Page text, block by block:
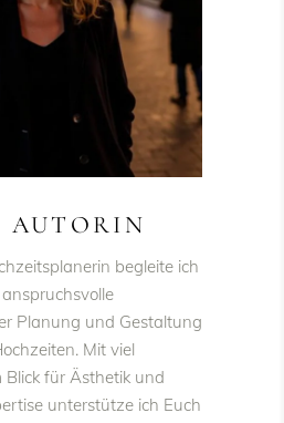
AUTORIN
begleite ich
Planung und Gestaltung
Mit viel
Blick für Ästhetik und
unterstütze ich Euch